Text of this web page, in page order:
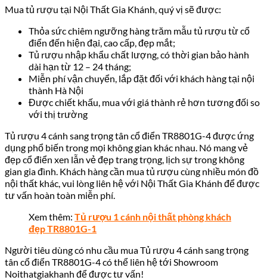
Mua tủ rượu tại Nội Thất Gia Khánh, quý vị sẽ được:
Thỏa sức chiêm ngưỡng hàng trăm mẫu tủ rượu từ cổ
điển đến hiện đại, cao cấp, đẹp mắt;
Tủ rượu nhập khẩu chất lượng, có thời gian bảo hành
dài hạn từ 12 – 24 tháng;
Miễn phí vận chuyển, lắp đặt đối với khách hàng tại nội
thành Hà Nội
Được chiết khấu, mua với giá thành rẻ hơn tương đối so
với thị trường
Tủ rượu 4 cánh sang trọng tân cổ điển TR8801G-4 được ứng
dụng phổ biến trong mọi không gian khác nhau. Nó mang vẻ
đẹp cổ điển xen lẫn vẻ đẹp trang trọng, lịch sự trong không
gian gia đình. Khách hàng cần mua tủ rượu cùng nhiều món đồ
nội thất khác, vui lòng liên hệ với Nội Thất Gia Khánh để được
tư vấn hoàn toàn miễn phí.
Xem thêm: Tủ rượu 1 cánh nội thất phòng khách
đẹp TR8801G-1
Người tiêu dùng có nhu cầu mua Tủ rượu 4 cánh sang trọng
tân cổ điển TR8801G-4 có thể liên hệ tới Showroom
Noithatgiakhanh để được tư vấn!